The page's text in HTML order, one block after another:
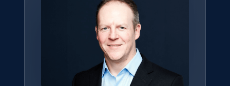
eBay - Gather data on products using
URL, Product id, Title, Seller name, Seller rating,
Seller reviews, Breadcrumbs, Root category, and